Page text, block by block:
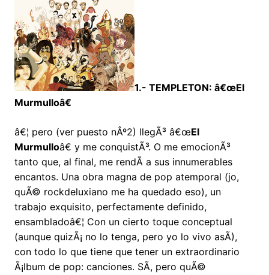
1.- TEMPLETON: â€œEl
Murmulloâ€
â€¦ pero (ver puesto nÂº2) llegÃ³ â€œEl
Murmulloâ€ y me conquistÃ³. O me emocionÃ³
tanto que, al final, me rendÃ­ a sus innumerables
encantos. Una obra magna de pop atemporal (jo,
quÃ© rockdeluxiano me ha quedado eso), un
trabajo exquisito, perfectamente definido,
ensambladoâ€¦ Con un cierto toque conceptual
(aunque quizÃ¡ no lo tenga, pero yo lo vivo asÃ­),
con todo lo que tiene que tener un extraordinario
Ã¡lbum de pop: canciones. SÃ­, pero quÃ©